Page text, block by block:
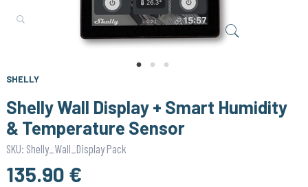
SHELLY
Shelly Wall Display + Smart Humidity
& Temperature Sensor
SKU: Shelly_Wall_Display Pack
135.90 €